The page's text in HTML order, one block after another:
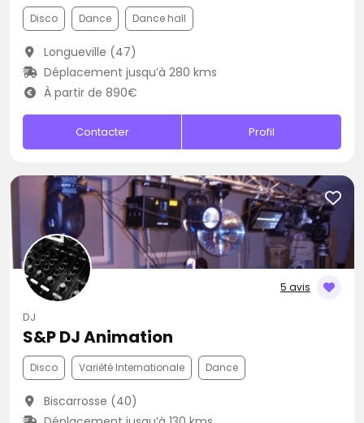
Disco Dance Dance hall
Longueville (47)
Déplacement jusqu’à 280 kms
À partir de 890€
Contacter Profil
5 avis
DJ
S&P DJ Animation
Disco Variété Internationale Dance
Biscarrosse (40)